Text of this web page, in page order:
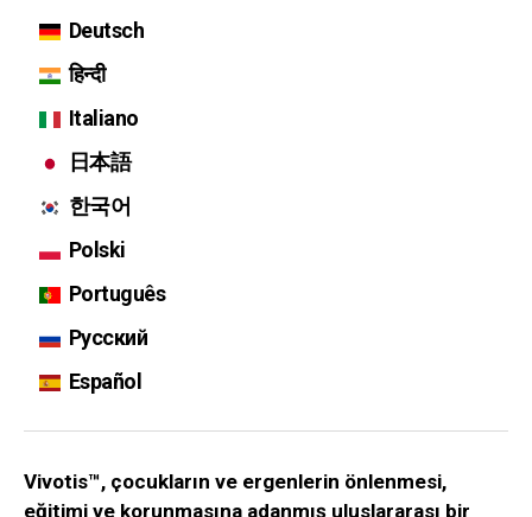
Deutsch
हिन्दी
Italiano
日本語
한국어
Polski
Português
Русский
Español
Vivotis™, çocukların ve ergenlerin önlenmesi,
eğitimi ve korunmasına adanmış uluslararası bir